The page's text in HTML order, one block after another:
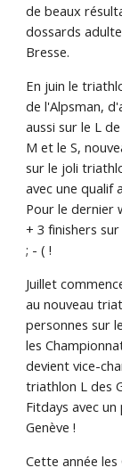
de beaux
dossards
Bresse.
En juin le
de l'Alpsman,
aussi sur le L
M et le S,
sur le joli
avec une qualif
Pour le dernier
+ 3 finishers
; - ( !
Juillet
au nouveau
personnes sur
les
devient vice-
triathlon L des
Fitdays avec
Genève !
Cette année